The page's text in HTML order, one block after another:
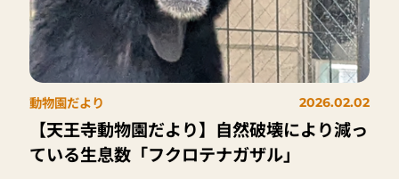
動物園だより 2026.02.02
【天王寺動物園だより】自然破壊により減っ
ている生息数「フクロテナガザル」